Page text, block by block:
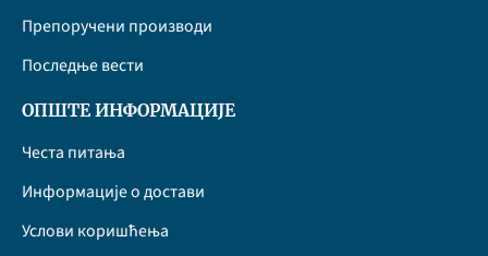
Препоручени производи
Последње вести
ОПШТЕ ИНФОРМАЦИЈЕ
Честа питања
Информације о достави
Услови коришћења